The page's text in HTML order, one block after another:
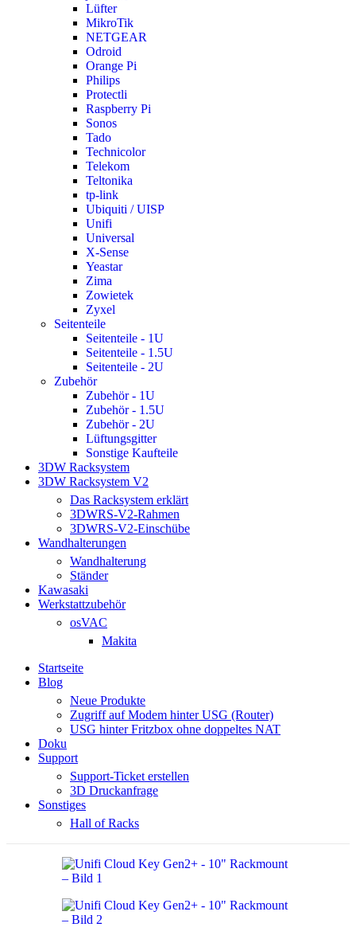
Lüfter
MikroTik
NETGEAR
Odroid
Orange Pi
Philips
Protectli
Raspberry Pi
Sonos
Tado
Technicolor
Telekom
Teltonika
tp-link
Ubiquiti / UISP
Unifi
Universal
X-Sense
Yeastar
Zima
Zowietek
Zyxel
Seitenteile
Seitenteile - 1U
Seitenteile - 1.5U
Seitenteile - 2U
Zubehör
Zubehör - 1U
Zubehör - 1.5U
Zubehör - 2U
Lüftungsgitter
Sonstige Kaufteile
3DW Racksystem
3DW Racksystem V2
Das Racksystem erklärt
3DWRS-V2-Rahmen
3DWRS-V2-Einschübe
Wandhalterungen
Wandhalterung
Ständer
Kawasaki
Werkstattzubehör
osVAC
Makita
Startseite
Blog
Neue Produkte
Zugriff auf Modem hinter USG (Router)
USG hinter Fritzbox ohne doppeltes NAT
Doku
Support
Support-Ticket erstellen
3D Druckanfrage
Sonstiges
Hall of Racks